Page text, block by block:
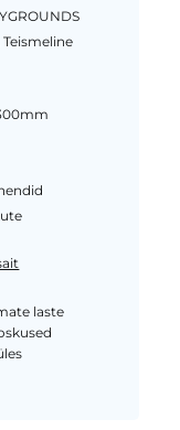
Teismeline
laste